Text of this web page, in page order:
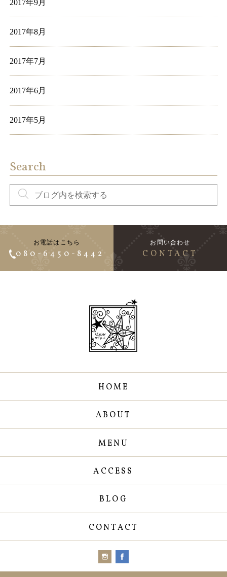
2017年9月
2017年8月
2017年7月
2017年6月
2017年5月
Search
お電話はこちら
080-6450-8442
お問い合わせ
CONTACT
HOME
ABOUT
MENU
ACCESS
BLOG
CONTACT